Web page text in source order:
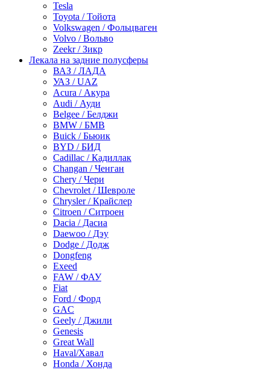
Tesla
Toyota / Тойота
Volkswagen / Фольцваген
Volvo / Вольво
Zeekr / Зикр
Лекала на задние полусферы
ВАЗ / ЛАДА
УАЗ / UAZ
Acura / Акура
Audi / Ауди
Belgee / Белджи
BMW / БМВ
Buick / Бьюик
BYD / БИД
Cadillac / Кадиллак
Changan / Ченган
Chery / Чери
Chevrolet / Шевроле
Chrysler / Крайслер
Citroen / Ситроен
Dacia / Дасиа
Daewoo / Дэу
Dodge / Додж
Dongfeng
Exeed
FAW / ФАУ
Fiat
Ford / Форд
GAC
Geely / Джили
Genesis
Great Wall
Haval/Хавал
Honda / Хонда